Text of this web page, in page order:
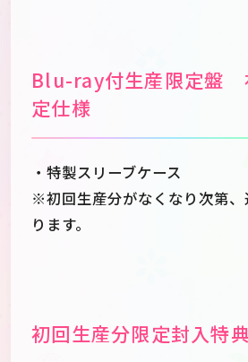
Blu-ray付生産限定盤
定仕様
・特製スリーブケース
※初回生産分がなくなり次第、
ります。
初回生産分限定封入特典